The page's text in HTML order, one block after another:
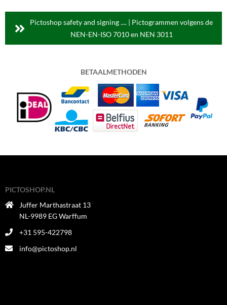
Pictoshop safety and signing .... | Pictogrammen volgens de
NEN-EN-ISO 7010 en NEN 3011
BETAALMETHODEN
PICTOSHOP.NL
Juffer Marthastraat 13
NL-9989 EG Warffum
+31 595-422798
info@pictoshop.nl